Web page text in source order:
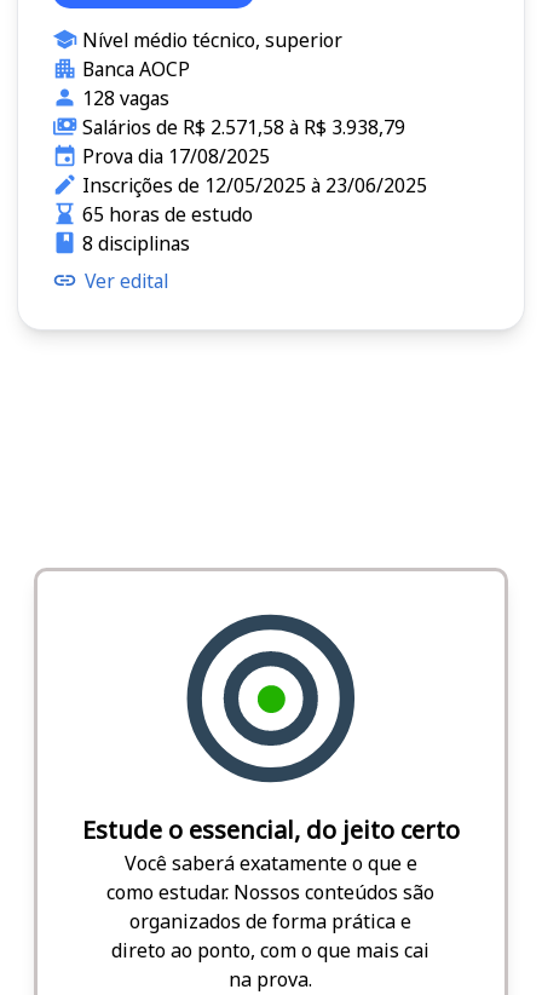
Nível médio técnico, superior
Banca AOCP
128 vagas
Salários de R$ 2.571,58 à R$ 3.938,79
Prova dia 17/08/2025
Inscrições de 12/05/2025 à 23/06/2025
65 horas de estudo
8 disciplinas
Ver edital
Estude o essencial, do jeito certo
Você saberá exatamente o que e
como estudar. Nossos conteúdos são
organizados de forma prática e
direto ao ponto, com o que mais cai
na prova.